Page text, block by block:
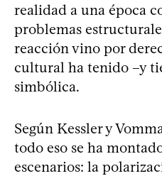
realidad a una época
problemas
reacción vino por
cultural ha tenido –y
simbólica.
Según Kessler y
todo eso se ha
escenarios: la